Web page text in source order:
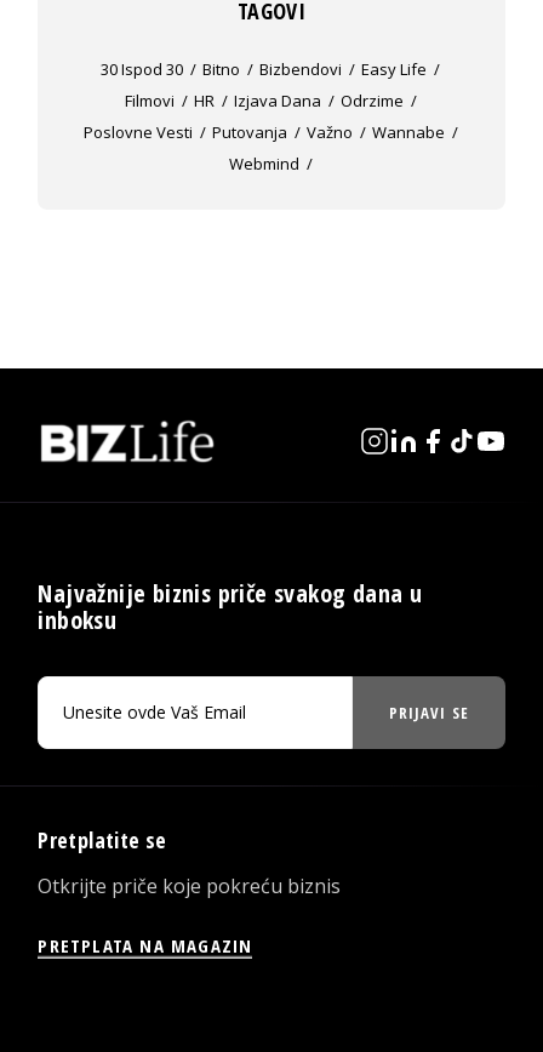
TAGOVI
30 Ispod 30 Bitno Bizbendovi
Easy Life
Filmovi
HR Izjava Dana
Odrzime
Poslovne Vesti
Putovanja Važno
Wannabe
Webmind
Najvažnije biznis priče svakog dana u
inboksu
PRIJAVI SE
Pretplatite se
Otkrijte priče koje pokreću biznis
PRETPLATA NA MAGAZIN